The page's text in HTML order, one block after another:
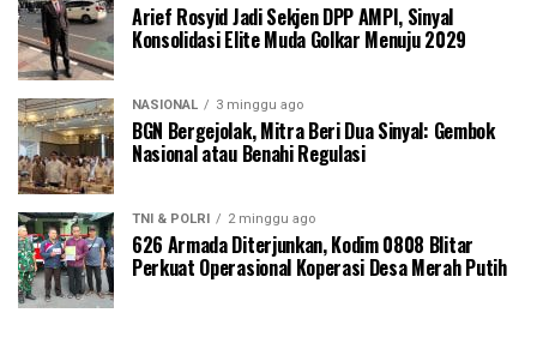
Arief Rosyid Jadi Sekjen DPP AMPI, Sinyal
Konsolidasi Elite Muda Golkar Menuju 2029
NASIONAL 3 minggu ago
BGN Bergejolak, Mitra Beri Dua Sinyal: Gembok
Nasional atau Benahi Regulasi
TNI & POLRI 2 minggu ago
626 Armada Diterjunkan, Kodim 0808 Blitar
Perkuat Operasional Koperasi Desa Merah Putih